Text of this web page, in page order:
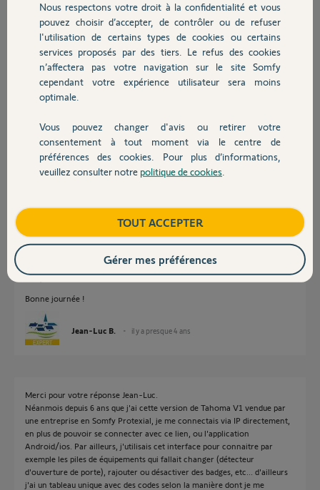
Chauffage
Autres produits
Devis avec un pro
Contact
Pourrez vous svp m'aider à comprendre ce qu'il se passe, car je ne
peux plus administrer ma Tahoma ?
Merci,
Vincent
Vincent L.
Participer au fil de discussion
https://www.tahomalink.com/enduser-mobile-
web/steer-html5...
Bonne journée !
Jean-Luc B. il y a presque 4 ans
Merci pour votre réponse Jean-Luc.
Néanmois depuis 6 ans que j'ai cette version de Tahoma V1 vendue par
une entreprise en Somfy Protexial, je me connectais via IP directement,
en plus de pouvoir se connecter avec ce lien, ou l'application
Android/ios. Par ailleurs, j'utilisais cet interface pour connaitre par
exemple les piles de équipements qui fallait changer (détecteur
d'ouverture de porte), rajouter ou désactiver des badges, etc... d'ailleurs
j'ai un tableau unique avec des codes selon la manière dont je me
Nous respectons votre droit à la confidentialité et vous
pouvez choisir d’accepter, de contrôler ou de refuser
l'utilisation de certains types de cookies ou certains
services proposés par des tiers. Le refus des cookies
n’affectera pas votre navigation sur le site Somfy
cependant votre expérience utilisateur sera moins
optimale.
Vous pouvez changer d'avis ou retirer votre
consentement à tout moment via le centre de
préférences des cookies. Pour plus d’informations,
veuillez consulter notre politique de cookies
TOUT ACCEPTER
Gérer mes préférences